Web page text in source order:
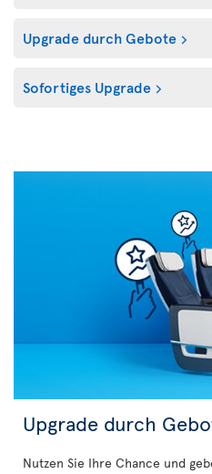
Upgrade durch Gebote
Sofortiges Upgrade
Upgrade durch
Nutzen Sie Ihre Chance und